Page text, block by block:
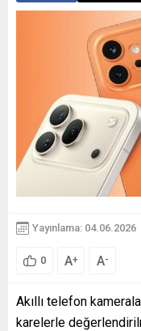
Yayınlama: 04.06.2026
0 A+ A-
Akıllı telefon
karelerle